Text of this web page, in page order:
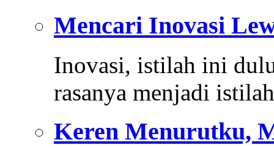
Mencari Inovasi
Inovasi, istilah ini
rasanya menjadi
Keren Menurutku,